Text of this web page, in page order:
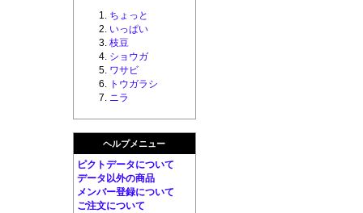
ちょっと
いっぱい
枝豆
ショウガ
ワサビ
トウガラシ
ニラ
ヘルプメニュー
ピクトデータについて
データ以外の商品
メンバー登録について
ご注文について